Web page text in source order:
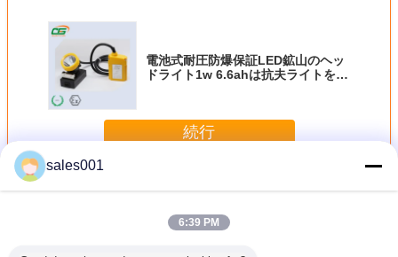
電池式耐圧防爆保証LED鉱山のヘッ
ドライト1w 6.6ahは抗夫ライトを導
続行
多くLED マイニング ヘッドランプ
sales001
6:39 PM